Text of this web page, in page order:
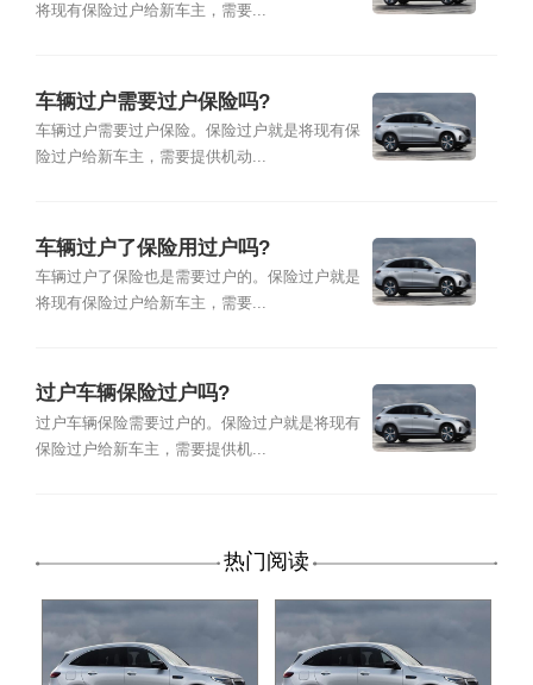
将现有保险过户给新车主，需要...
车辆过户需要过户保险吗?
车辆过户需要过户保险。保险过户就是将现有保
险过户给新车主，需要提供机动...
车辆过户了保险用过户吗?
车辆过户了保险也是需要过户的。保险过户就是
将现有保险过户给新车主，需要...
过户车辆保险过户吗?
过户车辆保险需要过户的。保险过户就是将现有
保险过户给新车主，需要提供机...
热门阅读